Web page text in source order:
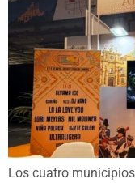
Los cuatro